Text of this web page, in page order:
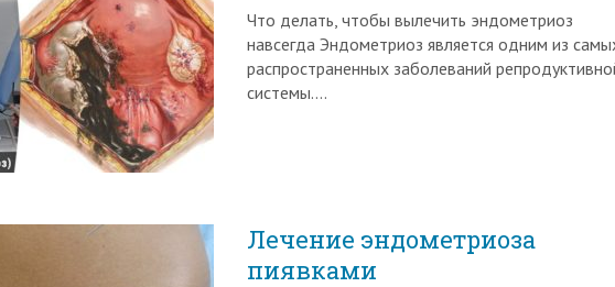
Что делать, чтобы вылечить эндометриоз
навсегда Эндометриоз является одним из
распространенных заболеваний
системы….
Лечение эндометриоза
пиявками